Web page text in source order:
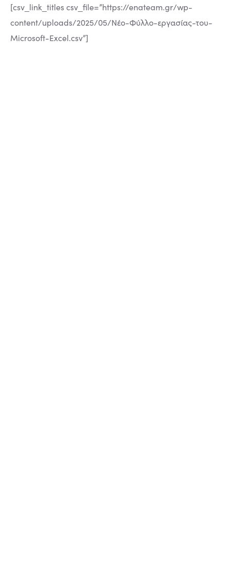
[csv_link_titles csv_file=”https://enateam.gr/wp-
content/uploads/2025/05/Νέο-Φύλλο-εργασίας-του-
Microsoft-Excel.csv”]